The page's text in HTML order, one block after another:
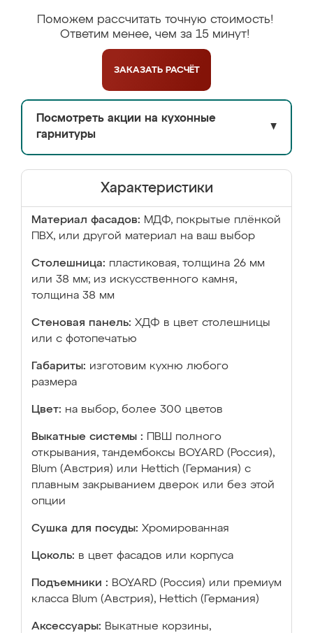
Поможем рассчитать точную стоимость!
Ответим менее, чем за 15 минут!
ЗАКАЗАТЬ РАСЧЁТ
Посмотреть акции на кухонные
гарнитуры
▼
Характеристики
Материал фасадов: МДФ, покрытые плёнкой
ПВХ, или другой материал на ваш выбор
Столешница: пластиковая, толщина 26 мм
или 38 мм; из искусственного камня,
толщина 38 мм
Стеновая панель: ХДФ в цвет столешницы
или с фотопечатью
Габариты: изготовим кухню любого
размера
Цвет: на выбор, более 300 цветов
Выкатные системы :
ПВШ полного
открывания, тандембоксы BOYARD (Россия),
Blum (Австрия) или Hettich (Германия) с
плавным закрыванием дверок или без этой
опции
Сушка для посуды: Хромированная
Цоколь: в цвет фасадов или корпуса
Подъемники : BOYARD (Россия) или премиум
класса Blum (Австрия), Hettich (Германия)
Аксессуары: Выкатные корзины,